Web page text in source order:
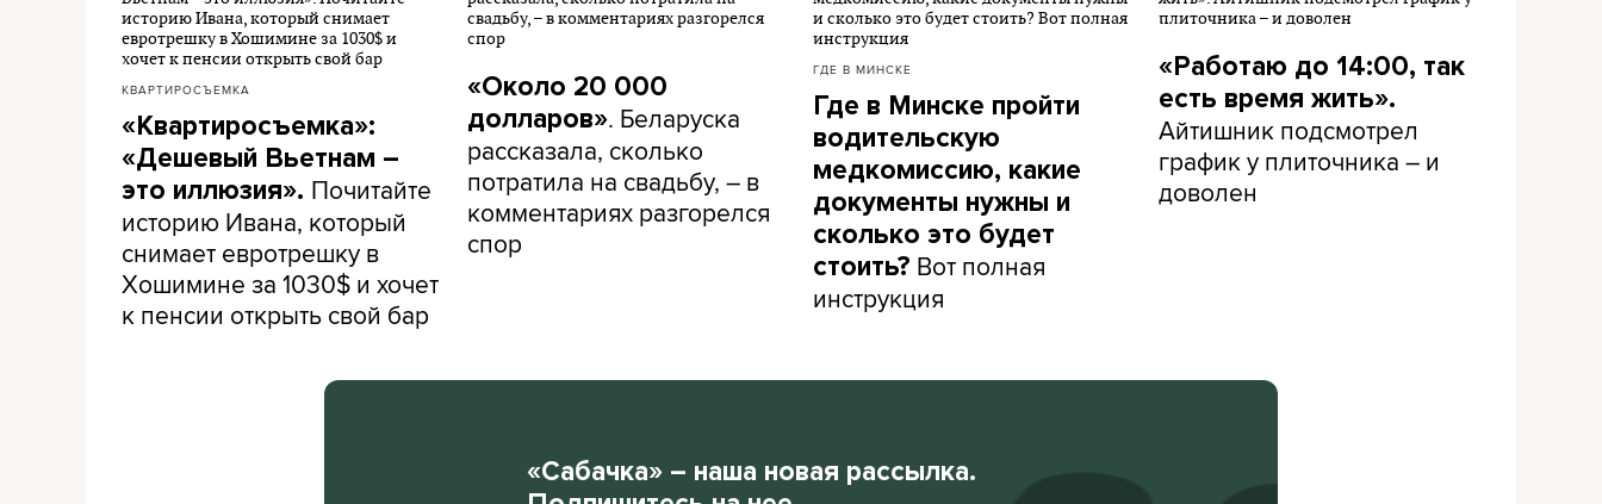
КВАРТИРОСЪЕМКА
«Квартиросъемка»:
«Дешевый Вьетнам –
это иллюзия». Почитайте
историю Ивана, который
снимает евротрешку в
Хошимине за 1030$ и хочет
к пенсии открыть свой бар
«Около 20 000
долларов». Беларуска
рассказала, сколько
потратила на свадьбу, – в
комментариях разгорелся
спор
ГДЕ В МИНСКЕ
Где в Минске пройти
водительскую
медкомиссию, какие
документы нужны и
сколько это будет
стоить? Вот полная
инструкция
«Работаю до 14:00, так
есть время жить».
Айтишник подсмотрел
график у плиточника – и
доволен
«Сабачка» – наша новая рассылка.